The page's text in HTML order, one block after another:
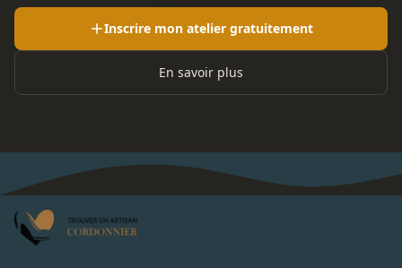
Inscrire mon atelier gratuitement
En savoir plus